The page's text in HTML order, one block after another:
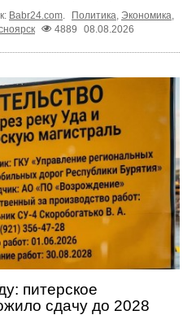
Babr24.com Политика Экономика
4889 08.08.2026
питерское
сдачу до 2028